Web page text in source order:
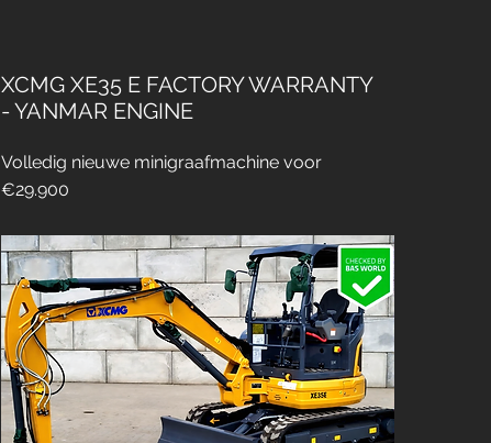
XCMG XE35 E FACTORY WARRANTY
- YANMAR ENGINE
Volledig nieuwe minigraafmachine voor
€29.900